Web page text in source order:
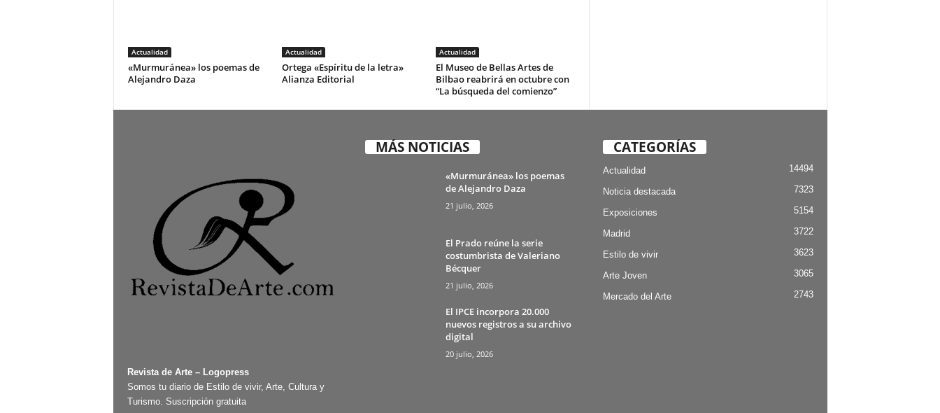
Actualidad
«Murmuránea» los poemas de
Alejandro Daza
Actualidad
Ortega «Espíritu de la letra»
Alianza Editorial
Actualidad
El Museo de Bellas Artes de
Bilbao reabrirá en octubre con
“La búsqueda del comienzo”
Revista de Arte – Logopress
Somos tu diario de Estilo de vivir, Arte, Cultura y
Turismo. Suscripción gratuita
MÁS NOTICIAS
«Murmuránea» los poemas
de Alejandro Daza
21 julio, 2026
El Prado reúne la serie
costumbrista de Valeriano
Bécquer
21 julio, 2026
El IPCE incorpora 20.000
nuevos registros a su archivo
digital
20 julio, 2026
CATEGORÍAS
Actualidad 14494
Noticia destacada 7323
Exposiciones 5154
Madrid 3722
Estilo de vivir 3623
Arte Joven 3065
Mercado del Arte 2743